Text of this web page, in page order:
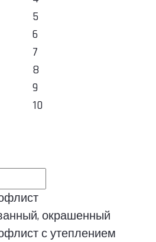
5
6
7
8
9
10
окрашенный
с утеплением